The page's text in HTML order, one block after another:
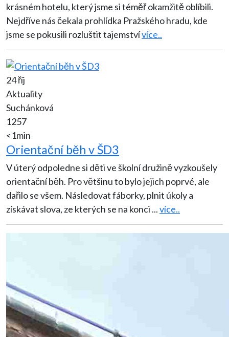
krásném hotelu, který jsme si téměř okamžitě oblíbili.
Nejdříve nás čekala prohlídka Pražského hradu, kde
jsme se pokusili rozluštit tajemstvívíce..
24 říj
Aktuality
Suchánková
1257
<1min
Orientační běh v ŠD3
V úterý odpoledne si děti ve školní družině vyzkoušely
orientační běh. Pro většinu to bylo jejich poprvé, ale
dařilo se všem. Následovat fáborky, plnit úkoly a
získávat slova, ze kterých se na konci ...více..